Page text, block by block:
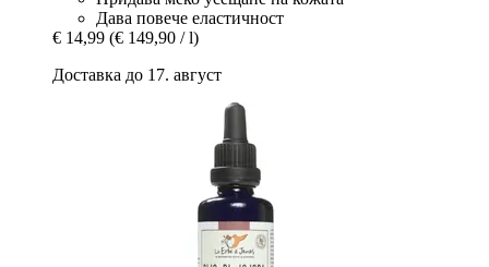
Дава повече еластичност
€ 14,99 (€ 149,90 / l)
Доставка до 17. август